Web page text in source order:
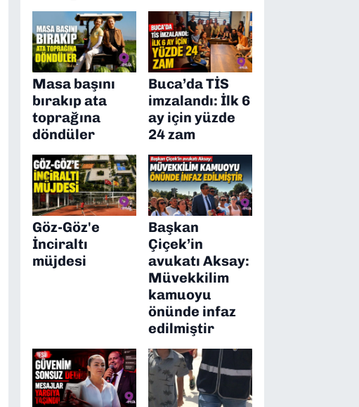
Masa başını
bırakıp ata
toprağına
döndüler
Buca’da TİS
imzalandı: İlk 6
ay için yüzde
24 zam
Göz-Göz'e
İnciraltı
müjdesi
Başkan
Çiçek’in
avukatı Aksay:
Müvekkilim
kamuoyu
önünde infaz
edilmiştir